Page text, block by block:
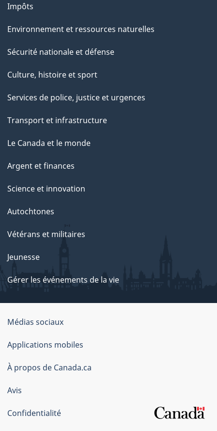
Impôts
Environnement et ressources naturelles
Sécurité nationale et défense
Culture, histoire et sport
Services de police, justice et urgences
Transport et infrastructure
Le Canada et le monde
Argent et finances
Science et innovation
Autochtones
Vétérans et militaires
Jeunesse
Gérer les événements de la vie
Organisation
du
gouvernement
du
Canada
Médias sociaux
Applications mobiles
À propos de Canada.ca
Avis
Confidentialité